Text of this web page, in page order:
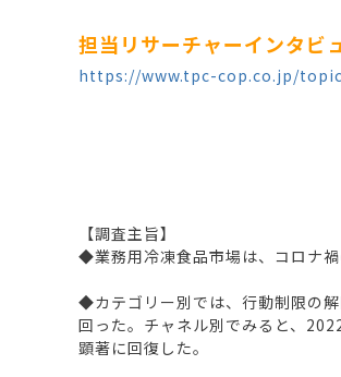
担当リサーチャーインタビ
https://www.tpc-cop.co.jp/
【調査主旨】
◆業務用冷凍食品市場は、コロナ
◆カテゴリー別では、行動制限の
回った。チャネル別でみると、
顕著に回復した。